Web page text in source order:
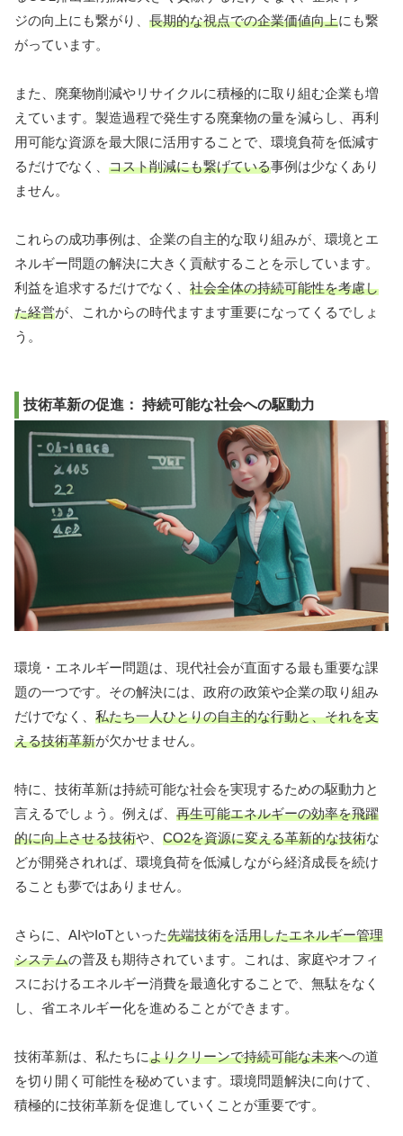
ジの向上にも繋がり、 長期的な視点での企業価値向上にも繋
がっています。
また、廃棄物削減やリサイクルに積極的に取り組む企業も増
えています。製造過程で発生する廃棄物の量を減らし、再利
用可能な資源を最大限に活用することで、環境負荷を低減す
るだけでなく、 コスト削減にも繋げている事例は少なくあり
ません。
これらの成功事例は、企業の自主的な取り組みが、環境とエ
ネルギー問題の解決に大きく貢献することを示しています。
利益を追求するだけでなく、 社会全体の持続可能性を考慮し
た経営が、これからの時代ますます重要になってくるでしょ
う。
技術革新の促進： 持続可能な社会への駆動力
環境・エネルギー問題は、現代社会が直面する最も重要な課
題の一つです。その解決には、政府の政策や企業の取り組み
だけでなく、 私たち一人ひとりの自主的な行動と、それを支
える技術革新が欠かせません。
特に、技術革新は持続可能な社会を実現するための駆動力と
言えるでしょう。例えば、 再生可能エネルギーの効率を飛躍
的に向上させる技術や、 CO2を資源に変える革新的な技術な
どが開発されれば、環境負荷を低減しながら経済成長を続け
ることも夢ではありません。
さらに、AIやIoTといった先端技術を活用したエネルギー管理
システムの普及も期待されています。これは、家庭やオフィ
スにおけるエネルギー消費を最適化することで、無駄をなく
し、省エネルギー化を進めることができます。
技術革新は、私たちによりクリーンで持続可能な未来への道
を切り開く可能性を秘めています。環境問題解決に向けて、
積極的に技術革新を促進していくことが重要です。